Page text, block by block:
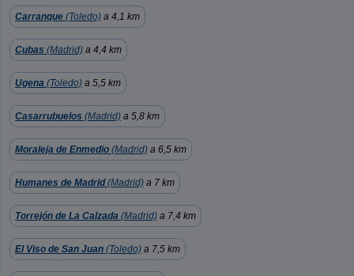
Carranque (Toledo) a 4,1 km
Cubas (Madrid) a 4,4 km
Ugena (Toledo) a 5,5 km
Casarrubuelos (Madrid) a 5,8 km
Moraleja de Enmedio (Madrid) a 6,5 km
Humanes de Madrid(Madrid) a 7 km
Torrejón de La Calzada (Madrid) a 7,4 km
El Viso de San Juan (Toledo) a 7,5 km